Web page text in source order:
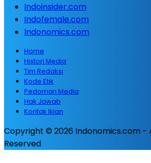
Indoinsider.com
Indofemale.com
Indonomics.com
Home
Histori Media
Tim Redaksi
Kode Etik
Pedoman Media
Hak Jawab
Kontak Iklan
Copyright © 2026 Indonomics.com -
Reserved